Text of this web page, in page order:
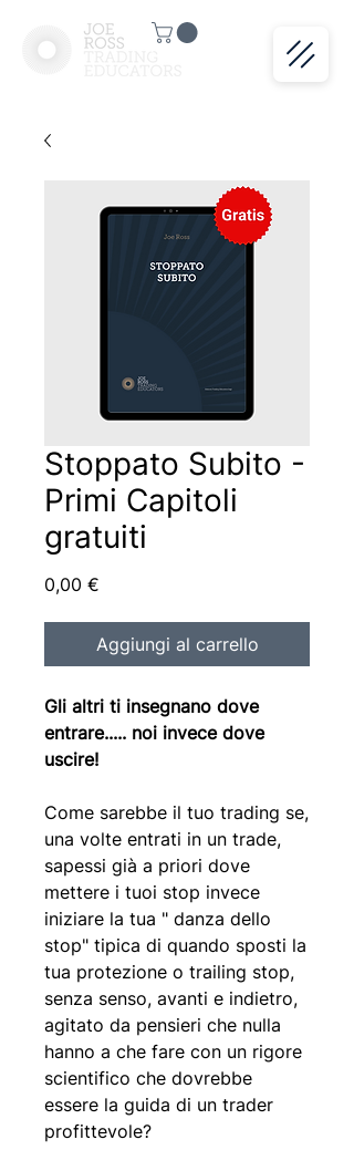
Stoppato Subito -
Primi Capitoli
gratuiti
0,00 €
Aggiungi al carrello
Gli altri ti insegnano dove
entrare..... noi invece dove
uscire!
Come sarebbe il tuo trading se,
una volte entrati in un trade,
sapessi già a priori dove
mettere i tuoi stop invece
iniziare la tua " danza dello
stop" tipica di quando sposti la
tua protezione o trailing stop,
senza senso, avanti e indietro,
agitato da pensieri che nulla
hanno a che fare con un rigore
scientifico che dovrebbe
essere la guida di un trader
profittevole?